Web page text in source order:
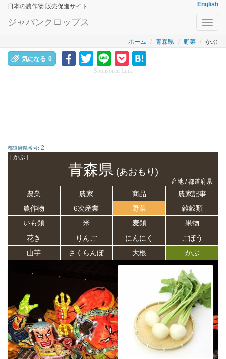
日本の農作物 販売促進サイト English
ジャパンクロップス
ホーム 青森県 野菜 かぶ
気になる 0
Sponsored Link
都道府県番号: 2
[ かぶ ]
青森県(あおもり)
- 産地 / 都道府県 -
農業 農家 商品
農家記事
農作物
6次産業 野菜
雑穀類
いも類
米 麦類
果物
花き
りんご にんにく
ごぼう
山芋
さくらんぼ 大根 かぶ